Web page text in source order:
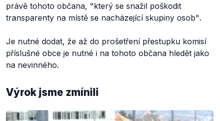
právě tohoto občana, "který se snažil poškodit
transparenty na místě se nacházející skupiny osob".
Je nutné dodat, že až do prošetření přestupku komisí
příslušné obce je nutné i na tohoto občana hledět jako
na nevinného.
Výrok jsme zmínili